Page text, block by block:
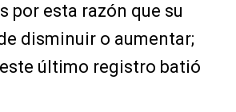
por esta razón que su
disminuir o aumentar;
último registro batió